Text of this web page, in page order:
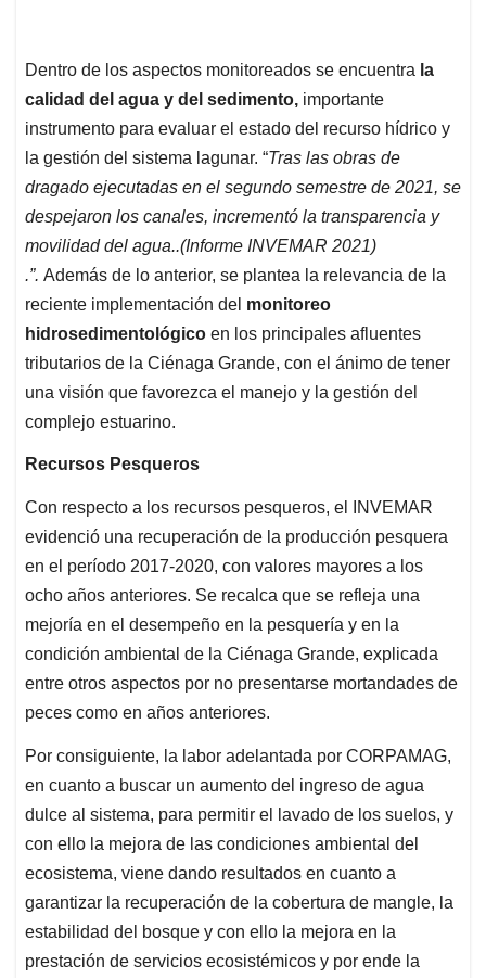
Dentro de los aspectos monitoreados se encuentra la
calidad del agua y del sedimento, importante
instrumento para evaluar el estado del recurso hídrico y
la gestión del sistema lagunar. “Tras las obras de
dragado ejecutadas en el segundo semestre de 2021, se
despejaron los canales, incrementó la transparencia y
movilidad del agua..(Informe INVEMAR 2021)
.”. Además de lo anterior, se plantea la relevancia de la
reciente implementación del monitoreo
hidrosedimentológico en los principales afluentes
tributarios de la Ciénaga Grande, con el ánimo de tener
una visión que favorezca el manejo y la gestión del
complejo estuarino.
Recursos Pesqueros
Con respecto a los recursos pesqueros, el INVEMAR
evidenció una recuperación de la producción pesquera
en el período 2017-2020, con valores mayores a los
ocho años anteriores. Se recalca que se refleja una
mejoría en el desempeño en la pesquería y en la
condición ambiental de la Ciénaga Grande, explicada
entre otros aspectos por no presentarse mortandades de
peces como en años anteriores.
Por consiguiente, la labor adelantada por CORPAMAG,
en cuanto a buscar un aumento del ingreso de agua
dulce al sistema, para permitir el lavado de los suelos, y
con ello la mejora de las condiciones ambiental del
ecosistema, viene dando resultados en cuanto a
garantizar la recuperación de la cobertura de mangle, la
estabilidad del bosque y con ello la mejora en la
prestación de servicios ecosistémicos y por ende la